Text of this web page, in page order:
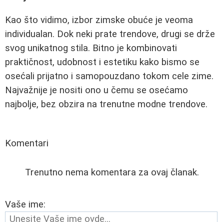
Kao što vidimo, izbor zimske obuće je veoma
individualan. Dok neki prate trendove, drugi se drže
svog unikatnog stila. Bitno je kombinovati
praktičnost, udobnost i estetiku kako bismo se
osećali prijatno i samopouzdano tokom cele zime.
Najvažnije je nositi ono u čemu se osećamo
najbolje, bez obzira na trenutne modne trendove.
Komentari
Trenutno nema komentara za ovaj članak.
Vaše ime: